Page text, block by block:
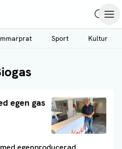
Sport Kultur
egen gas